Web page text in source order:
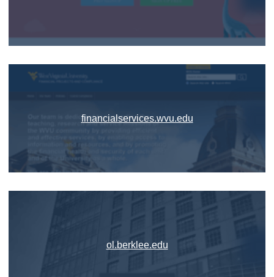
financialservices.wvu.edu
ol.berklee.edu